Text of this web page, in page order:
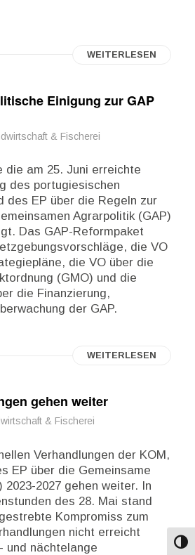
WEITERLESEN
Einigung zur GAP
& Fischerei
die am 25. Juni erreichte
des portugiesischen
des EP über die Regeln zur
Agrarpolitik (GAP)
Das GAP-Reformpaket
die VO
die VO über die
(GMO) und die
die Finanzierung,
der GAP.
WEITERLESEN
gehen weiter
& Fischerei
Verhandlungen der KOM,
EP über die Gemeinsame
2023-2027 gehen weiter. In
des 28. Mai stand
Kompromiss zum
nicht erreicht
und nächtelange